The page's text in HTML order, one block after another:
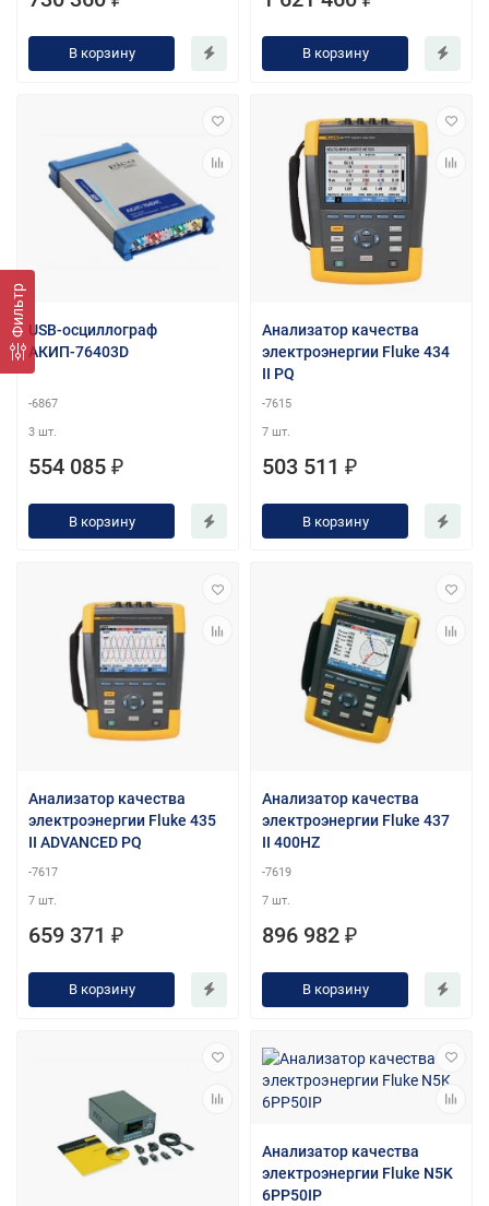
Фильтр
В корзину В корзину
USB-осциллограф
АКИП-76403D
-6867
3 шт.
554 085 ₽
В корзину
Анализатор качества
электроэнергии Fluke 434
II PQ
-7615
7 шт.
503 511 ₽
В корзину
Анализатор качества
электроэнергии Fluke 435
II ADVANCED PQ
-7617
7 шт.
659 371 ₽
В корзину
Анализатор качества
электроэнергии Fluke 437
II 400HZ
-7619
7 шт.
896 982 ₽
В корзину
Анализатор качества
электроэнергии Fluke N5K
6PP50IP